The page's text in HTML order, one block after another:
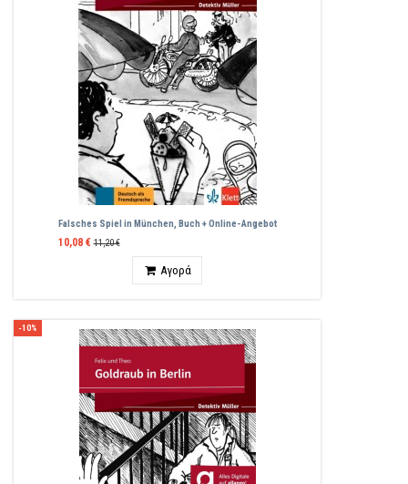
Falsches Spiel in München, Buch + Online-Angebot
10,08 € 11,20 €
Αγορά
-10%